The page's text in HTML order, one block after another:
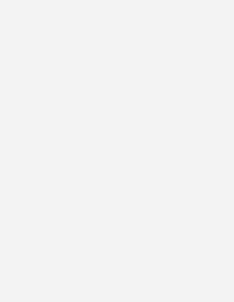
getestet, einschließlich der
im Zusammenhang mit dem Einsatz der
Kältemittel und HFO/HFKW-Gemische